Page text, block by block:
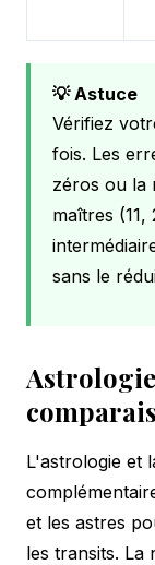
💡 Astuce
Vérifiez
fois. Les
zéros ou la
maîtres
sans le
L'astrologie et
et les astres
les transits. La